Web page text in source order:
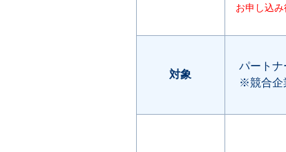
お申し込
対象
パートナ
※競合企